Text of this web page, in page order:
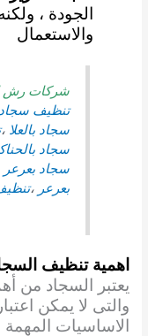
الجودة ،
والاستعمال
شركات رش
تنظيف سجاد
سجاد بالعلا،
سجاد
سجاد بعرعر
بعرعر ،
اهمية تنظيف
يعتبر السجاد من
والتى لا يمكن
الاساسيات